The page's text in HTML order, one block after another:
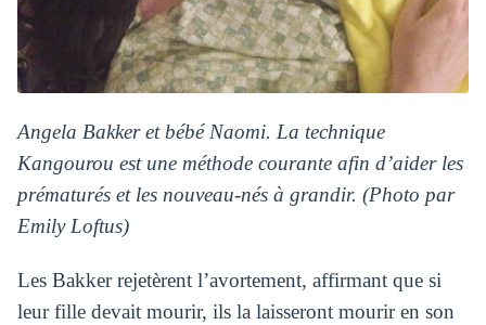
Angela Bakker et bébé Naomi. La technique
Kangourou est une méthode courante afin d’aider les
prématurés et les nouveau-nés à grandir. (Photo par
Emily Loftus)
Les Bakker rejetèrent l’avortement, affirmant que si
leur fille devait mourir, ils la laisseront mourir en son